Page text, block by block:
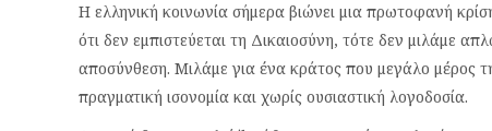
Η ελληνική κοινωνία σήμερα βιώνει μια πρωτοφανή
ότι δεν εμπιστεύεται τη Δικαιοσύνη, τότε δεν μιλάμε
αποσύνθεση. Μιλάμε για ένα κράτος που μεγάλο μέρος
πραγματική ισονομία και χωρίς ουσιαστική λογοδοσία.